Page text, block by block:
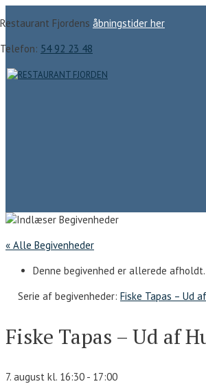
til
indhold
Restaurant Fjordens åbningstider her
Telefon: 54 92 23 48
« Alle Begivenheder
Denne begivenhed er allerede afholdt.
Serie af begivenheder: Fiske Tapas – Ud
Fiske Tapas – Ud af
7. august kl. 16:30 - 17:00